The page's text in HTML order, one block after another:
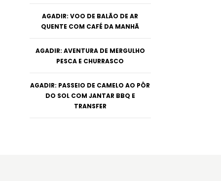
AGADIR: VOO DE BALÃO DE AR
QUENTE COM CAFÉ DA MANHÃ
AGADIR: AVENTURA DE MERGULHO
PESCA E CHURRASCO
AGADIR: PASSEIO DE CAMELO AO PÔR
DO SOL COM JANTAR BBQ E
TRANSFER